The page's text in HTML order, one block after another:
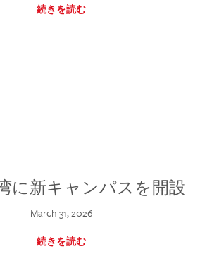
続きを読む
に新キャンパスを開設
March 31, 2026
続きを読む